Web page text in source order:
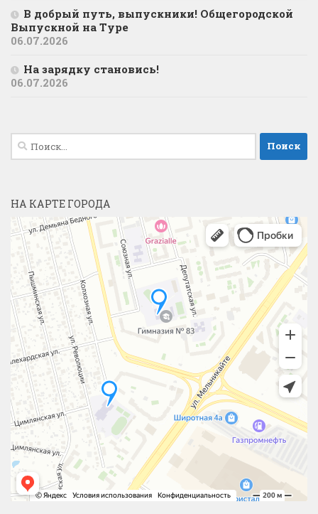
В добрый путь, выпускники! Общегородской
Выпускной на Туре
06.07.2026
На зарядку становись!
06.07.2026
Найти:
НА КАРТЕ ГОРОДА